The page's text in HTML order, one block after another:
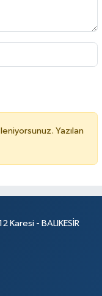
Yazılan
Karesi - BALIKESİR